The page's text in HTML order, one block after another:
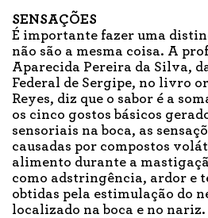
SENSAÇÕES
É importante fazer uma
não são a mesma coisa. A
Aparecida Pereira da Silva,
Federal de Sergipe, no livro
Reyes, diz que o sabor é a
os cinco gostos básicos
sensoriais na boca, as
causadas por compostos
alimento durante a
como adstringência, ardor e
obtidas pela estimulação do
localizado na boca e no nariz.